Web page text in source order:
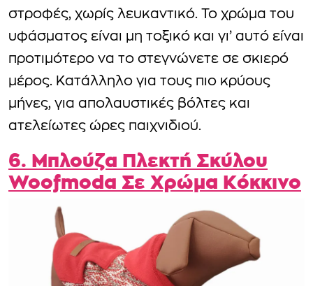
στροφές, χωρίς λευκαντικό. Το χρώμα του
υφάσματος είναι μη τοξικό και γι’ αυτό είναι
προτιμότερο να το στεγνώνετε σε σκιερό
μέρος. Κατάλληλο για τους πιο κρύους
μήνες, για απολαυστικές βόλτες και
ατελείωτες ώρες παιχνιδιού.
6. Μπλούζα Πλεκτή Σκύλου
Woofmoda Σε Χρώμα Κόκκινο